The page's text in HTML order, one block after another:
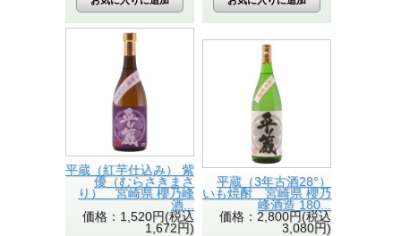
平蔵（紅芋仕込み） 紫
優（むらさきまさ
り） 宮崎県 櫻乃峰
酒...
価格：1,520円(税込
1,672円)
平蔵（3年古酒28°）
いも焼酎 宮崎県 櫻乃
峰酒造 180...
価格：2,800円(税込
3,080円)